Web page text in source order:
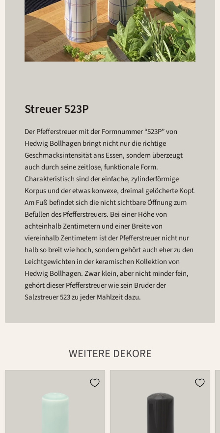
Streuer 523P
Der Pfefferstreuer mit der Formnummer “523P” von
Hedwig Bollhagen bringt nicht nur die richtige
Geschmacksintensität ans Essen, sondern überzeugt
auch durch seine zeitlose, funktionale Form.
Charakteristisch sind der einfache, zylinderförmige
Korpus und der etwas konvexe, dreimal gelöcherte Kopf.
Am Fuß befindet sich die nicht sichtbare Öffnung zum
Befüllen des Pfefferstreuers. Bei einer Höhe von
achteinhalb Zentimetern und einer Breite von
viereinhalb Zentimetern ist der Pfefferstreuer nicht nur
halb so breit wie hoch, sondern gehört auch eher zu den
Leichtgewichten in der keramischen Kollektion von
Hedwig Bollhagen. Zwar klein, aber nicht minder fein,
gehört dieser Pfefferstreuer wie sein Bruder der
Salzstreuer 523 zu jeder Mahlzeit dazu.
WEITERE DEKORE